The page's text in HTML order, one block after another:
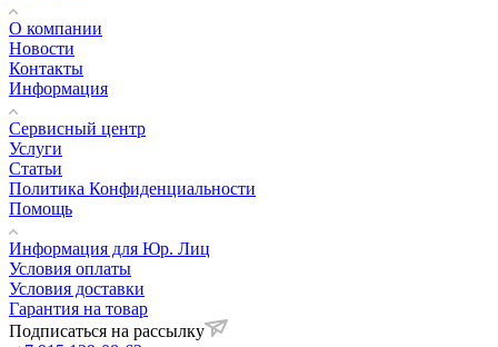
О компании
Новости
Контакты
Информация
Сервисный центр
Услуги
Статьи
Политика Конфиденциальности
Помощь
Информация для Юр. Лиц
Условия оплаты
Условия доставки
Гарантия на товар
Подписаться на рассылку